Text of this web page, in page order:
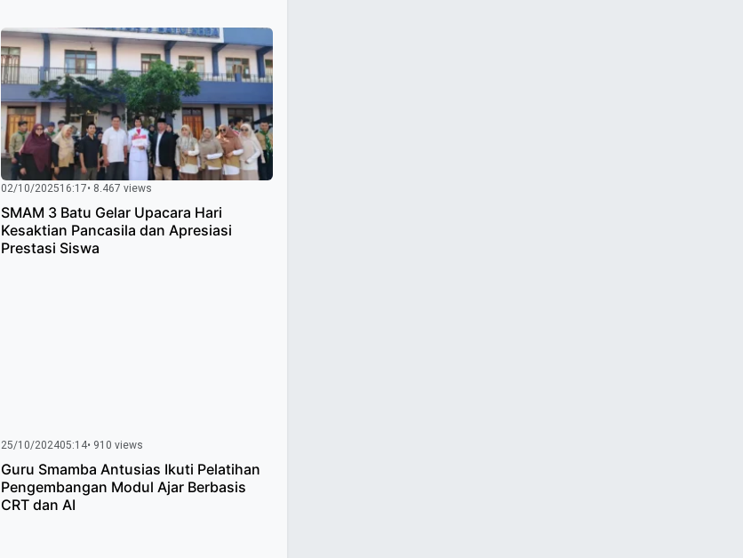
02/10/202516:17• 8.467 views
SMAM 3 Batu Gelar Upacara Hari
Kesaktian Pancasila dan Apresiasi
Prestasi Siswa
25/10/202405:14• 910 views
Guru Smamba Antusias Ikuti Pelatihan
Pengembangan Modul Ajar Berbasis
CRT dan AI